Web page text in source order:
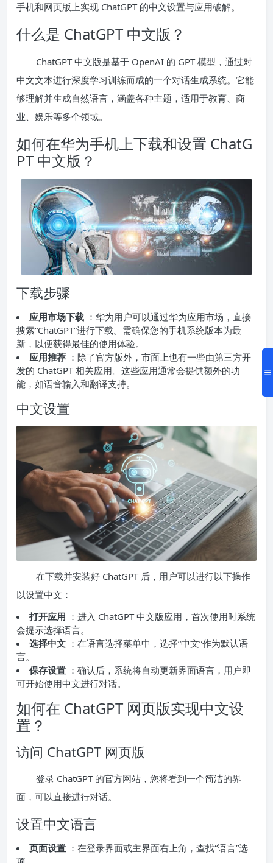
手机和网页版上实现 ChatGPT 的中文设置与应用破解。
什么是 ChatGPT 中文版？
ChatGPT 中文版是基于 OpenAI 的 GPT 模型，通过对
中文文本进行深度学习训练而成的一个对话生成系统。它能
够理解并生成自然语言，涵盖各种主题，适用于教育、商
业、娱乐等多个领域。
如何在华为手机上下载和设置 ChatG
PT 中文版？
下载步骤
应用市场下载 ：华为用户可以通过华为应用市场，直接
搜索“ChatGPT”进行下载。需确保您的手机系统版本为最
新，以便获得最佳的使用体验。
应用推荐 ：除了官方版外，市面上也有一些由第三方开
发的 ChatGPT 相关应用。这些应用通常会提供额外的功
能，如语音输入和翻译支持。
中文设置
在下载并安装好 ChatGPT 后，用户可以进行以下操作
以设置中文：
打开应用 ：进入 ChatGPT 中文版应用，首次使用时系统
会提示选择语言。
选择中文 ：在语言选择菜单中，选择“中文”作为默认语
言。
保存设置 ：确认后，系统将自动更新界面语言，用户即
可开始使用中文进行对话。
如何在 ChatGPT 网页版实现中文设
置？
访问 ChatGPT 网页版
登录 ChatGPT 的官方网站，您将看到一个简洁的界
面，可以直接进行对话。
设置中文语言
页面设置 ：在登录界面或主界面右上角，查找“语言”选